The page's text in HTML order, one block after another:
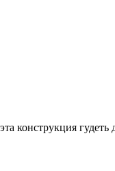
конструкция